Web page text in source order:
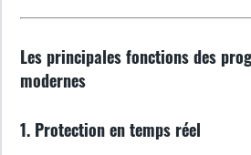
Les principales fonctions des
modernes
1. Protection en temps réel